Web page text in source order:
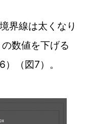
界線は太くなり
数値を下げる
（図7）。